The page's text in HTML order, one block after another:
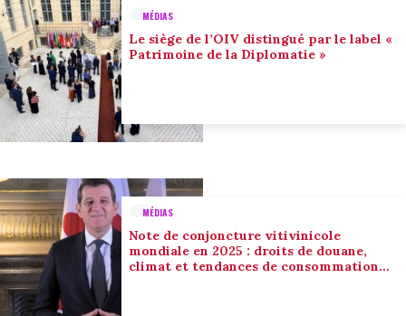
MÉDIAS
Le siège de l’OIV distingué par le label «
Patrimoine de la Diplomatie »
MÉDIAS
Note de conjoncture vitivinicole
mondiale en 2025 : droits de douane,
climat et tendances de consommation